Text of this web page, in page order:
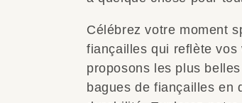
Célébrez votre moment
fiançailles qui reflète
proposons les plus
bagues de fiançailles en